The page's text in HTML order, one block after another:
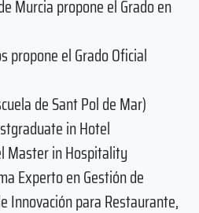
Murcia propone el Grado en
propone el Grado Oficial
de Sant Pol de Mar)
in Hotel
Master in Hospitality
Experto en Gestión de
Innovación para Restaurante,